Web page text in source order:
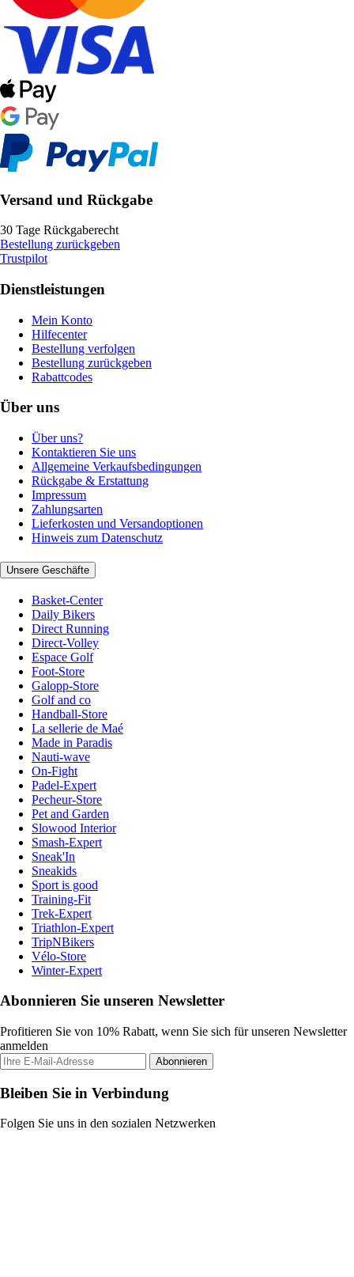
Versand und Rückgabe
30 Tage Rückgaberecht
Bestellung zurückgeben
Trustpilot
Dienstleistungen
Mein Konto
Hilfecenter
Bestellung verfolgen
Bestellung zurückgeben
Rabattcodes
Über uns
Über uns?
Kontaktieren Sie uns
Allgemeine Verkaufsbedingungen
Rückgabe & Erstattung
Impressum
Zahlungsarten
Lieferkosten und Versandoptionen
Hinweis zum Datenschutz
Unsere Geschäfte
Basket-Center
Daily Bikers
Direct Running
Direct-Volley
Espace Golf
Foot-Store
Galopp-Store
Golf and co
Handball-Store
La sellerie de Maé
Made in Paradis
Nauti-wave
On-Fight
Padel-Expert
Pecheur-Store
Pet and Garden
Slowood Interior
Smash-Expert
Sneak'In
Sneakids
Sport is good
Training-Fit
Trek-Expert
Triathlon-Expert
TripNBikers
Vélo-Store
Winter-Expert
Abonnieren Sie unseren Newsletter
Profitieren Sie von 10% Rabatt, wenn Sie sich für unseren Newsletter
anmelden
Abonnieren
Bleiben Sie in Verbindung
Folgen Sie uns in den sozialen Netzwerken